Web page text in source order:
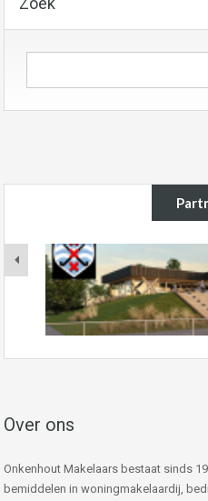
Over ons
Onkenhout Makelaars bestaat sinds
bemiddelen in woningmakelaardij,